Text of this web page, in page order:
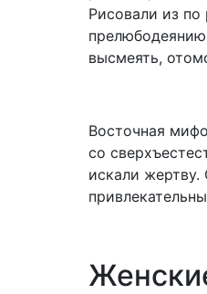
Рисовали из
высмеять,
Восточная
со
искали